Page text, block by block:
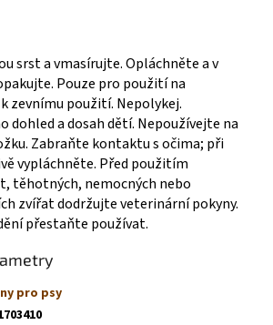
srst a vmasírujte. Opláchněte a v
Pouze pro použití na
zevnímu použití. Nepolykej.
dohled a dosah dětí. Nepoužívejte na
Zabraňte kontaktu s očima; při
vypláchněte. Před použitím
těhotných, nemocných nebo
zvířat dodržujte veterinární pokyny.
přestaňte používat.
pro psy